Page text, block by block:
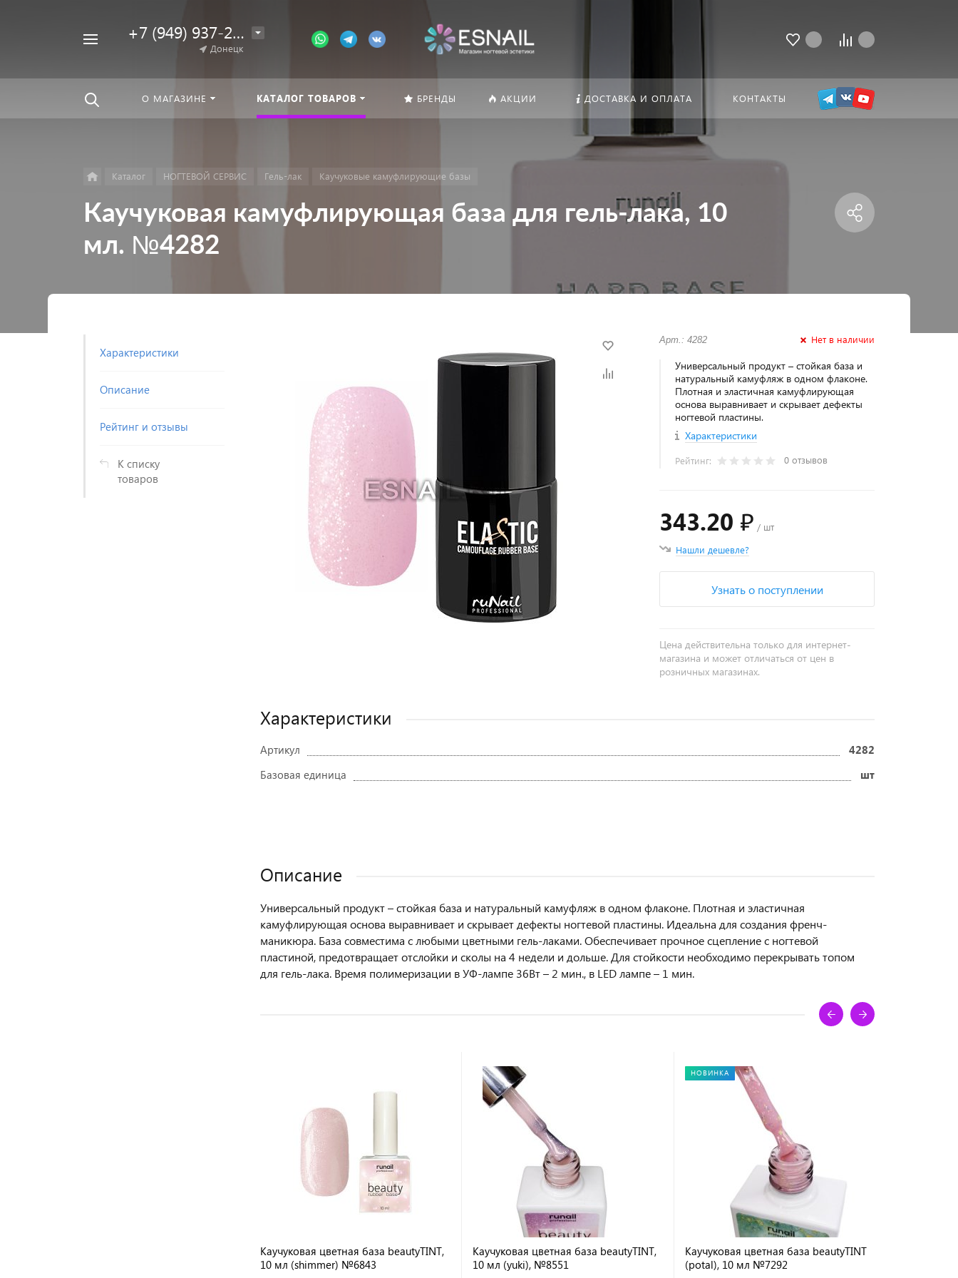
+7 (949) 937-25-64
Донецк
О МАГАЗИНЕ КАТАЛОГ ТОВАРОВ БРЕНДЫ АКЦИИ ДОСТАВКА И ОПЛАТА КОНТАКТЫ
Каталог НОГТЕВОЙ СЕРВИС Гель-лак Каучуковые камуфлирующие базы
Каучуковая камуфлирующая база для гель-лака, 10
мл. №4282
Характеристики
Описание
Рейтинг и отзывы
К списку
товаров
Арт.: 4282 Нет в наличии
Универсальный продукт – стойкая база и
натуральный камуфляж в одном флаконе.
Плотная и эластичная камуфлирующая
основа выравнивает и скрывает дефекты
ногтевой пластины.
Характеристики
Рейтинг: 0 отзывов
343.20 ₽ / шт
Нашли дешевле?
Узнать о поступлении
Цена действительна только для интернет-
магазина и может отличаться от цен в
розничных магазинах.
Характеристики
Артикул
4282
Базовая единица
шт
Описание
Универсальный продукт – стойкая база и натуральный камуфляж в одном флаконе. Плотная и эластичная
камуфлирующая основа выравнивает и скрывает дефекты ногтевой пластины. Идеальна для создания френч-
маникюра. База совместима с любыми цветными гель-лаками. Обеспечивает прочное сцепление с ногтевой
пластиной, предотвращает отслойки и сколы на 4 недели и дольше. Для стойкости необходимо перекрывать топом
для гель-лака. Время полимеризации в УФ-лампе 36Вт – 2 мин., в LED лампе – 1 мин.
Каучуковая цветная база beautyTINT,
10 мл (shimmer) №6843
Каучуковая цветная база beautyTINT,
10 мл (yuki), №8551
НОВИНКА
Каучуковая цветная база beautyTINT
(potal), 10 мл №7292